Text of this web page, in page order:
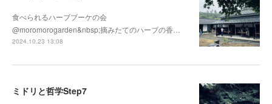
食べられるハーブブーケの会
@moromorogarden&nbsp;摘みたてのハーブの香…
2024.10.23 13:08
ミドリと哲学Step7